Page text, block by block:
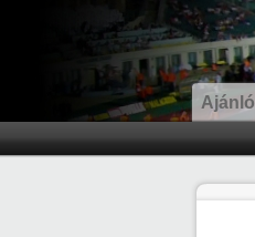
Ajánló